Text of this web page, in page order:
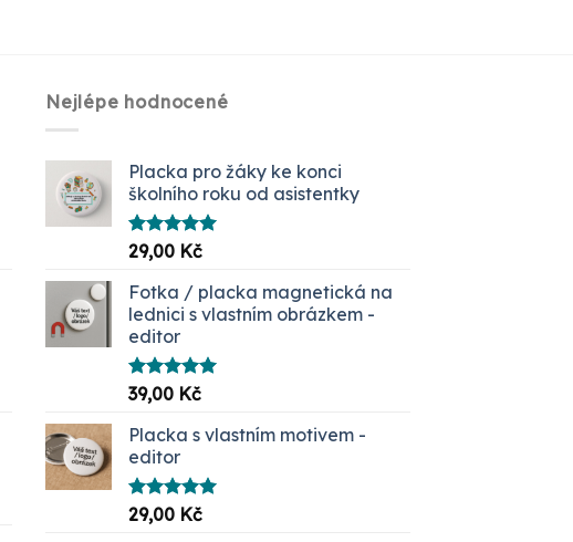
Nejlépe hodnocené
Placka pro žáky ke konci
školního roku od asistentky
Hodnocení
5.00
29,00 Kč
Fotka / placka magnetická na
lednici s vlastním obrázkem -
editor
Hodnocení
5.00
39,00 Kč
Placka s vlastním motivem -
editor
Hodnocení
5.00
29,00 Kč